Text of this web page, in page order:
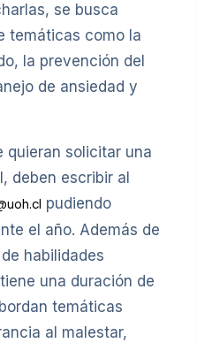
se busca
temáticas como la
la prevención del
de ansiedad y
quieran solicitar una
deben escribir al
pudiendo
el año. Además de
habilidades
una duración de
temáticas
al malestar,